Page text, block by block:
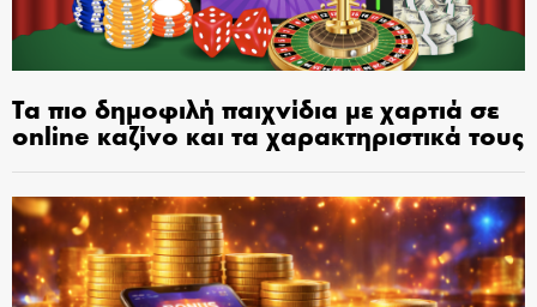
Τα πιο δημοφιλή παιχνίδια με χαρτιά σε
online καζίνο και τα χαρακτηριστικά τους